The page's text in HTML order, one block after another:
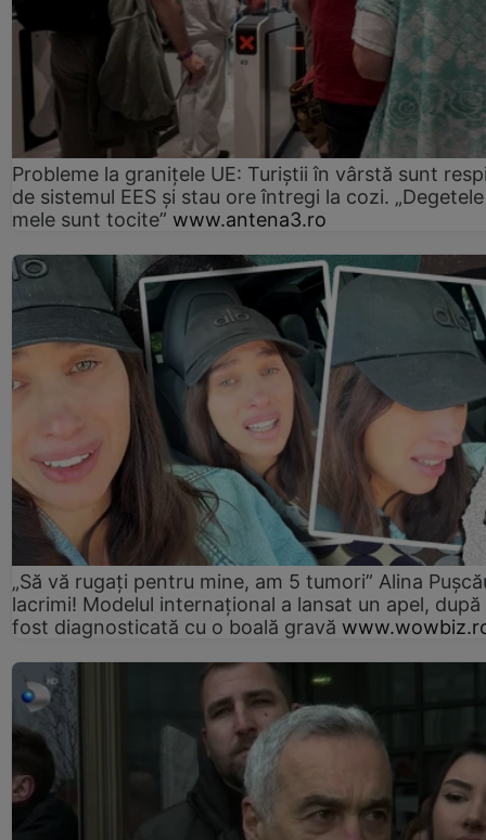
Probleme la granițele UE: Turiștii în vârstă sunt
de sistemul EES și stau ore întregi la cozi. „Degetele
mele sunt tocite” www.antena3.ro
„Să vă rugați pentru mine, am 5 tumori” Alina
lacrimi! Modelul internațional a lansat un apel, după
fost diagnosticată cu o boală gravă